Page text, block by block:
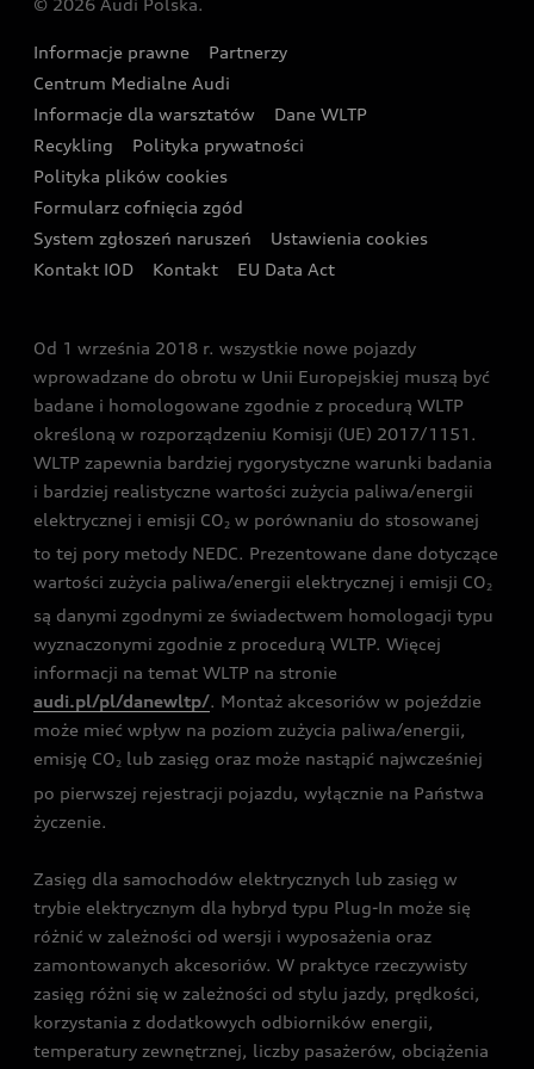
Wyszukaj najbliższego Partnera Audi
Oferta dla przedsiębiorców
Oferta dla klientów prywatnych
Kalkulator rat
Ubezpieczenie
Audi exclusive
Zasięg
Gwarancja
Akcje serwisowe Audi
Katalog online akcesoriów
Audi i Muzeum Sztuki Nowoczesnej w Warszawie
Audi driving experience
Audi quattro Cup
Audi i Puchar Świata w Skokach Narciarskich w
Zakopanem
© 2026 Audi Polska.
Informacje prawne
Partnerzy
Centrum Medialne Audi
Informacje dla warsztatów
Dane WLTP
Recykling
Polityka prywatności
Polityka plików cookies
Formularz cofnięcia zgód
System zgłoszeń naruszeń
Ustawienia cookies
Kontakt IOD
Kontakt EU Data Act
Od 1 września 2018 r. wszystkie nowe pojazdy
wprowadzane do obrotu w Unii Europejskiej muszą być
badane i homologowane zgodnie z procedurą WLTP
określoną w rozporządzeniu Komisji (UE) 2017/1151.
WLTP zapewnia bardziej rygorystyczne warunki badania
i bardziej realistyczne wartości zużycia paliwa/energii
elektrycznej i emisji CO2 w porównaniu do stosowanej
to tej pory metody NEDC. Prezentowane dane dotyczące
wartości zużycia paliwa/energii elektrycznej i emisji CO2
są danymi zgodnymi ze świadectwem homologacji typu
wyznaczonymi zgodnie z procedurą WLTP. Więcej
informacji na temat WLTP na stronie
audi.pl/pl/danewltp/. Montaż akcesoriów w pojeździe
może mieć wpływ na poziom zużycia paliwa/energii,
emisję CO2 lub zasięg oraz może nastąpić najwcześniej
po pierwszej rejestracji pojazdu, wyłącznie na Państwa
życzenie.
Zasięg dla samochodów elektrycznych lub zasięg w
trybie elektrycznym dla hybryd typu Plug-In może się
różnić w zależności od wersji i wyposażenia oraz
zamontowanych akcesoriów. W praktyce rzeczywisty
zasięg różni się w zależności od stylu jazdy, prędkości,
korzystania z dodatkowych odbiorników energii,
temperatury zewnętrznej, liczby pasażerów, obciążenia